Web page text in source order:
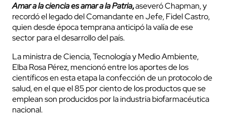
Amar a la ciencia es amar a la Patria,aseveró Chapman, y
recordó el legado del Comandante en Jefe, Fidel Castro,
quien desde época temprana anticipó la valía de ese
sector para el desarrollo del país.
La ministra de Ciencia, Tecnología y Medio Ambiente,
Elba Rosa Pérez, mencionó entre los aportes de los
científicos en esta etapa la confección de un protocolo de
salud, en el que el 85 por ciento de los productos que se
emplean son producidos por la industria biofarmacéutica
nacional.